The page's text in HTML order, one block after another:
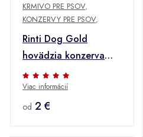
KRMIVO PRE PSOV,
KONZERVY PRE PSOV,
Rinti Dog Gold
hovädzia konzerva
185g + Množstevná
zľava
Viac informácií
od 2 €